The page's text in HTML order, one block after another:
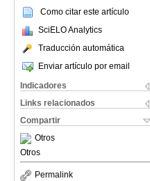
Como citar este artículo
SciELO Analytics
Traducción automática
Enviar artículo por email
Indicadores
Links relacionados
Compartir
Otros
Otros
Permalink